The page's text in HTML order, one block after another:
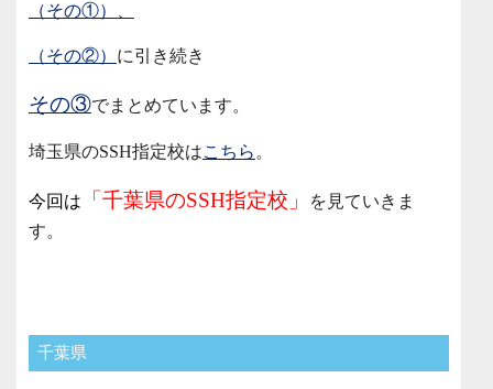
（その①）、
（その②） に引き続き
その③でまとめています。
埼玉県のSSH指定校はこちら 。
今回は 「千葉県のSSH指定校」
を見ていきま
す。
千葉県